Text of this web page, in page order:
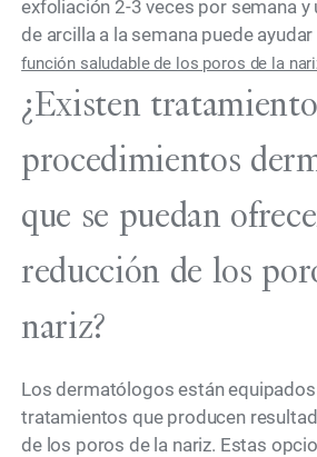
exfoliación 2-3 veces por semana y
de arcilla a la semana puede
función saludable de los poros de la
¿Existen
procedimientos
que se puedan
reducción de los
nariz?
Los dermatólogos están
tratamientos que producen
de los poros de la nariz. Estas